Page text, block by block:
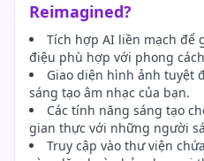
Reimagined?
Tích hợp AI liền mạch để
điệu phù hợp với phong
Giao diện hình ảnh tuyệt
sáng tạo âm nhạc của bạn.
Các tính năng sáng tạo
gian thực với những người
Truy cập vào thư viện